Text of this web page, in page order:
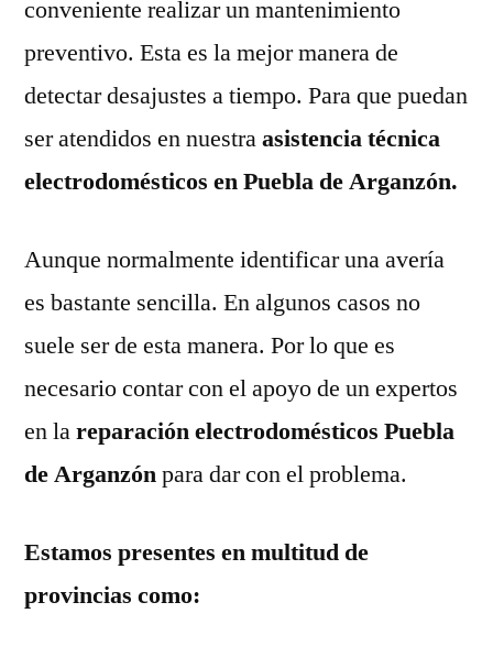
conveniente realizar un mantenimiento
preventivo. Esta es la mejor manera de
detectar desajustes a tiempo. Para que puedan
ser atendidos en nuestraasistencia técnica
electrodomésticos en Puebla de Arganzón.
Aunque normalmente identificar una avería
es bastante sencilla. En algunos casos no
suele ser de esta manera. Por lo que es
necesario contar con el apoyo de un expertos
en lareparación electrodomésticos Puebla
de Arganzónpara dar con el problema.
Estamos presentes en multitud de
provincias como: